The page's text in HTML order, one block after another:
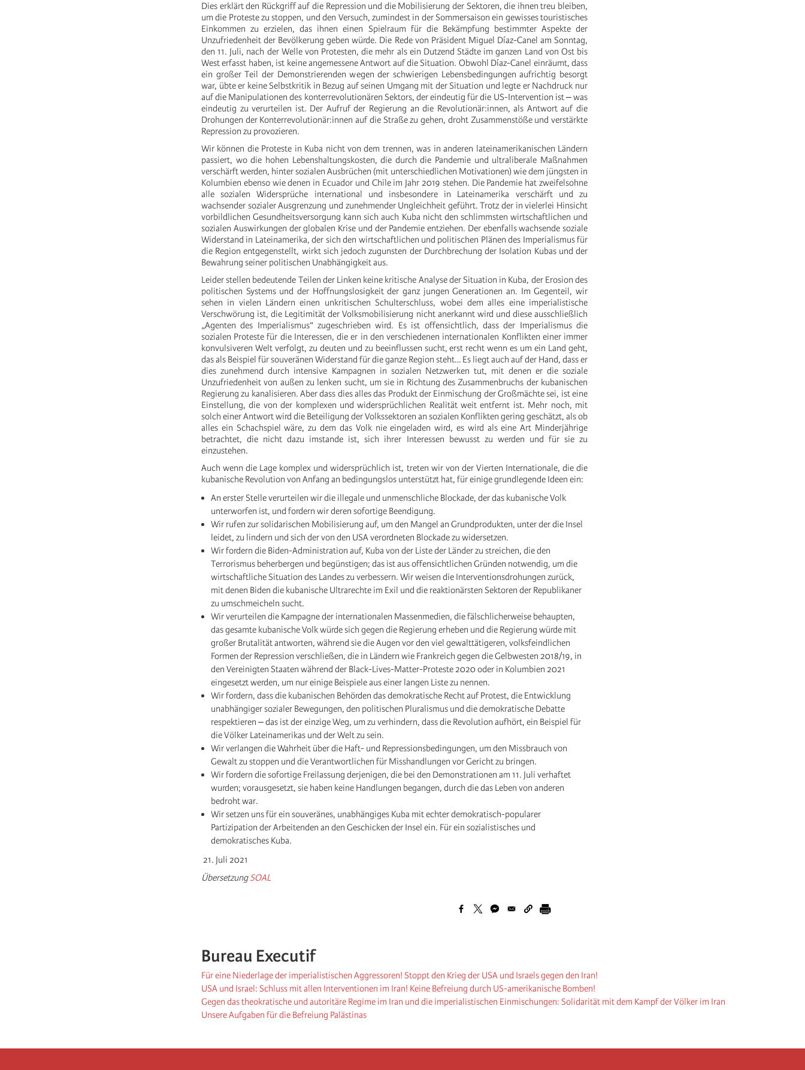
Dies erklärt den Rückgriff auf die Repression und die Mobilisierung der Sektoren, die ihnen treu bleiben,
um die Proteste zu stoppen, und den Versuch, zumindest in der Sommersaison ein gewisses touristisches
Einkommen zu erzielen, das ihnen einen Spielraum für die Bekämpfung bestimmter Aspekte der
Unzufriedenheit der Bevölkerung geben würde. Die Rede von Präsident Miguel Díaz-Canel am Sonntag,
den 11. Juli, nach der Welle von Protesten, die mehr als ein Dutzend Städte im ganzen Land von Ost bis
West erfasst haben, ist keine angemessene Antwort auf die Situation. Obwohl Díaz-Canel einräumt, dass
ein großer Teil der Demonstrierenden wegen der schwierigen Lebensbedingungen aufrichtig besorgt
war, übte er keine Selbstkritik in Bezug auf seinen Umgang mit der Situation und legte er Nachdruck nur
auf die Manipulationen des konterrevolutionären Sektors, der eindeutig für die US-Intervention ist ‒ was
eindeutig zu verurteilen ist. Der Aufruf der Regierung an die Revolutionär:innen, als Antwort auf die
Drohungen der Konterrevolutionär:innen auf die Straße zu gehen, droht Zusammenstöße und verstärkte
Repression zu provozieren.
Wir können die Proteste in Kuba nicht von dem trennen, was in anderen lateinamerikanischen Ländern
passiert, wo die hohen Lebenshaltungskosten, die durch die Pandemie und ultraliberale Maßnahmen
verschärft werden, hinter sozialen Ausbrüchen (mit unterschiedlichen Motivationen) wie dem jüngsten in
Kolumbien ebenso wie denen in Ecuador und Chile im Jahr 2019 stehen. Die Pandemie hat zweifelsohne
alle sozialen Widersprüche international und insbesondere in Lateinamerika verschärft und zu
wachsender sozialer Ausgrenzung und zunehmender Ungleichheit geführt. Trotz der in vielerlei Hinsicht
vorbildlichen Gesundheitsversorgung kann sich auch Kuba nicht den schlimmsten wirtschaftlichen und
sozialen Auswirkungen der globalen Krise und der Pandemie entziehen. Der ebenfalls wachsende soziale
Widerstand in Lateinamerika, der sich den wirtschaftlichen und politischen Plänen des Imperialismus für
die Region entgegenstellt, wirkt sich jedoch zugunsten der Durchbrechung der Isolation Kubas und der
Bewahrung seiner politischen Unabhängigkeit aus.
Leider stellen bedeutende Teilen der Linken keine kritische Analyse der Situation in Kuba, der Erosion des
politischen Systems und der Hoffnungslosigkeit der ganz jungen Generationen an. Im Gegenteil, wir
sehen in vielen Ländern einen unkritischen Schulterschluss, wobei dem alles eine imperialistische
Verschwörung ist, die Legitimität der Volksmobilisierung nicht anerkannt wird und diese ausschließlich
„Agenten des Imperialismus“ zugeschrieben wird. Es ist offensichtlich, dass der Imperialismus die
sozialen Proteste für die Interessen, die er in den verschiedenen internationalen Konflikten einer immer
konvulsiveren Welt verfolgt, zu deuten und zu beeinflussen sucht, erst recht wenn es um ein Land geht,
das als Beispiel für souveränen Widerstand für die ganze Region steht… Es liegt auch auf der Hand, dass er
dies zunehmend durch intensive Kampagnen in sozialen Netzwerken tut, mit denen er die soziale
Unzufriedenheit von außen zu lenken sucht, um sie in Richtung des Zusammenbruchs der kubanischen
Regierung zu kanalisieren. Aber dass dies alles das Produkt der Einmischung der Großmächte sei, ist eine
Einstellung, die von der komplexen und widersprüchlichen Realität weit entfernt ist. Mehr noch, mit
solch einer Antwort wird die Beteiligung der Volkssektoren an sozialen Konflikten gering geschätzt, als ob
alles ein Schachspiel wäre, zu dem das Volk nie eingeladen wird, es wird als eine Art Minderjährige
betrachtet, die nicht dazu imstande ist, sich ihrer Interessen bewusst zu werden und für sie zu
einzustehen.
Auch wenn die Lage komplex und widersprüchlich ist, treten wir von der Vierten Internationale, die die
kubanische Revolution von Anfang an bedingungslos unterstützt hat, für einige grundlegende Ideen ein:
An erster Stelle verurteilen wir die illegale und unmenschliche Blockade, der das kubanische Volk
unterworfen ist, und fordern wir deren sofortige Beendigung.
Wir rufen zur solidarischen Mobilisierung auf, um den Mangel an Grundprodukten, unter der die Insel
leidet, zu lindern und sich der von den USA verordneten Blockade zu widersetzen.
Wir fordern die Biden-Administration auf, Kuba von der Liste der Länder zu streichen, die den
Terrorismus beherbergen und begünstigen; das ist aus offensichtlichen Gründen notwendig, um die
wirtschaftliche Situation des Landes zu verbessern. Wir weisen die Interventionsdrohungen zurück,
mit denen Biden die kubanische Ultrarechte im Exil und die reaktionärsten Sektoren der Republikaner
zu umschmeicheln sucht.
Wir verurteilen die Kampagne der internationalen Massenmedien, die fälschlicherweise behaupten,
das gesamte kubanische Volk würde sich gegen die Regierung erheben und die Regierung würde mit
großer Brutalität antworten, während sie die Augen vor den viel gewalttätigeren, volksfeindlichen
Formen der Repression verschließen, die in Ländern wie Frankreich gegen die Gelbwesten 2018/19, in
den Vereinigten Staaten während der Black-Lives-Matter-Proteste 2020 oder in Kolumbien 2021
eingesetzt werden, um nur einige Beispiele aus einer langen Liste zu nennen.
Wir fordern, dass die kubanischen Behörden das demokratische Recht auf Protest, die Entwicklung
unabhängiger sozialer Bewegungen, den politischen Pluralismus und die demokratische Debatte
respektieren ‒ das ist der einzige Weg, um zu verhindern, dass die Revolution aufhört, ein Beispiel für
die Völker Lateinamerikas und der Welt zu sein.
Wir verlangen die Wahrheit über die Haft- und Repressionsbedingungen, um den Missbrauch von
Gewalt zu stoppen und die Verantwortlichen für Misshandlungen vor Gericht zu bringen.
Wir fordern die sofortige Freilassung derjenigen, die bei den Demonstrationen am 11. Juli verhaftet
wurden; vorausgesetzt, sie haben keine Handlungen begangen, durch die das Leben von anderen
bedroht war.
Wir setzen uns für ein souveränes, unabhängiges Kuba mit echter demokratisch-popularer
Partizipation der Arbeitenden an den Geschicken der Insel ein. Für ein sozialistisches und
demokratisches Kuba.
Juli 2021
ÜbersetzungSOAL
Bureau Executif
Für eine Niederlage der imperialistischen Aggressoren! Stoppt den Krieg der USA und Israels gegen den Iran!
USA und Israel: Schluss mit allen Interventionen im Iran! Keine Befreiung durch US-amerikanische Bomben!
Gegen das theokratische und autoritäre Regime im Iran und die imperialistischen Einmischungen: Solidarität mit dem Kampf der Völker im Iran
Unsere Aufgaben für die Befreiung Palästinas